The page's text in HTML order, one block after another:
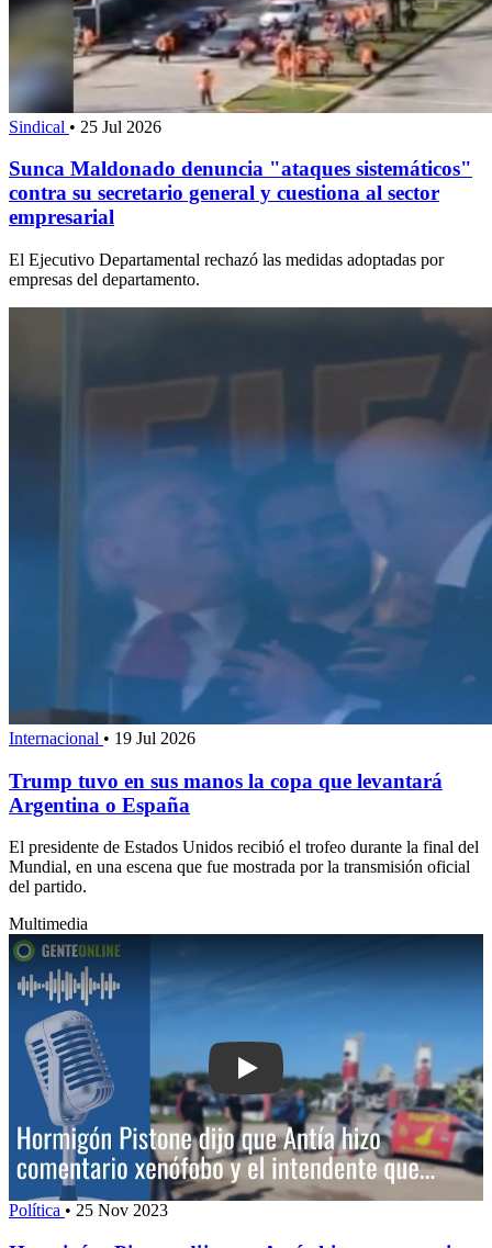
Sindical • 25 Jul 2026
Sunca Maldonado denuncia "ataques sistemáticos"
contra su secretario general y cuestiona al sector
empresarial
El Ejecutivo Departamental rechazó las medidas adoptadas por
empresas del departamento.
Internacional • 19 Jul 2026
Trump tuvo en sus manos la copa que levantará
Argentina o España
El presidente de Estados Unidos recibió el trofeo durante la final del
Mundial, en una escena que fue mostrada por la transmisión oficial
del partido.
Multimedia
Play: Hormigón: Pistone dijo que
Política • 25 Nov 2023